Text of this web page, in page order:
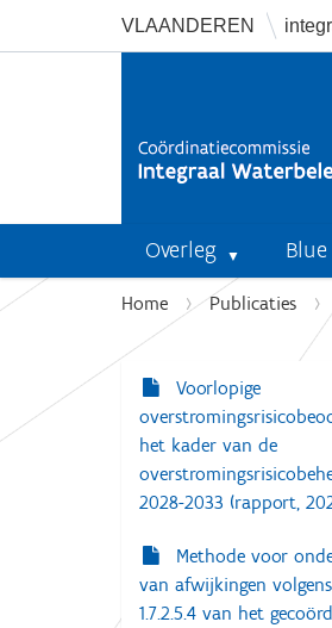
VLAANDEREN
Overleg
U
e
Home Publicaties
N
a
v
i
a
t
Voorlopige
het kader van de
2028-2033 (rapport,
Methode voor
van afwijkingen
1.7.2.5.4 van het